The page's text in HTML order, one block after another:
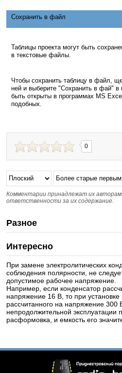
Сохранить в файл
Таблицы проекта могут быть
в текстовые файлы.
Чтобы сохранить таблицу в файл,
ней и выберите "Сохранить в фай"
быть открыты в программах MS
подобных.
0
Комментарии принадлежат их
ответственности за их содержание.
Разное
Интересно
При замене электролитических
соблюдения полярности, не
допустимое рабочее напряжение.
Например, если конденсатор
напряжение 16 В, то при
рассчитанного на напряжение 300
непродолжительной эксплуатации
расформовка, и емкость его